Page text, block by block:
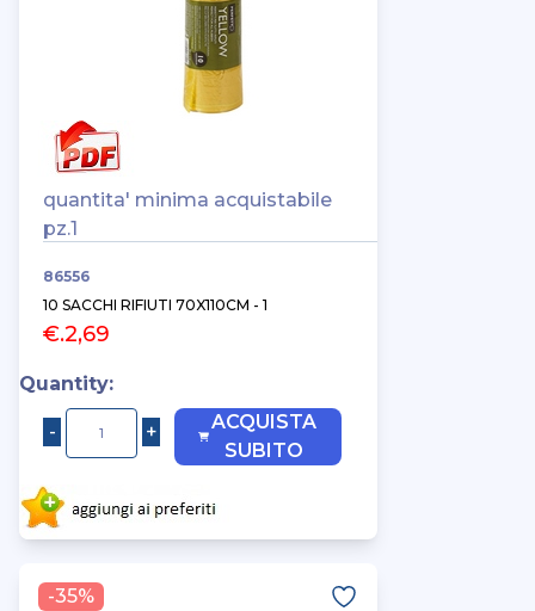
quantita' minima acquistabile
pz.1
86556
10 SACCHI RIFIUTI 70X110CM - 1
€.2,69
Quantity:
ACQUISTA
SUBITO
-35%